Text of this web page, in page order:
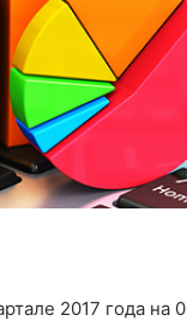
2017 года на